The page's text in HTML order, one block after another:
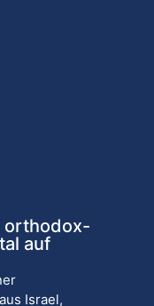
orthodox-
auf
Israel,